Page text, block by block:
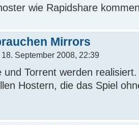
wie Rapidshare
Mirrors
18. September 2008, 22:39
und Torrent werden
Hostern, die das Spiel